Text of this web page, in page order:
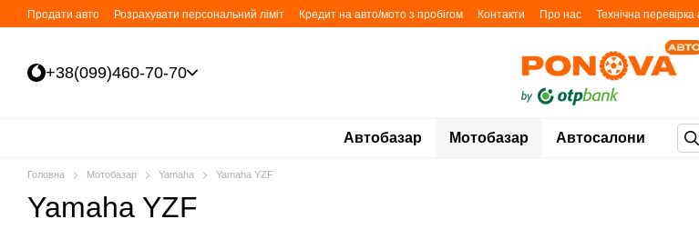
Перейти до основного контенту
Продати авто Розрахувати персональний ліміт Кредит на авто/мото з пробігом Контакти Про нас Технічна
+38(099)460-70-70
Автобазар Мотобазар Автосалони
Головна Мотобазар Yamaha Yamaha YZF
Yamaha YZF